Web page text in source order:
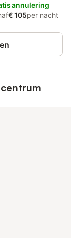
annulering
€ 105per nacht